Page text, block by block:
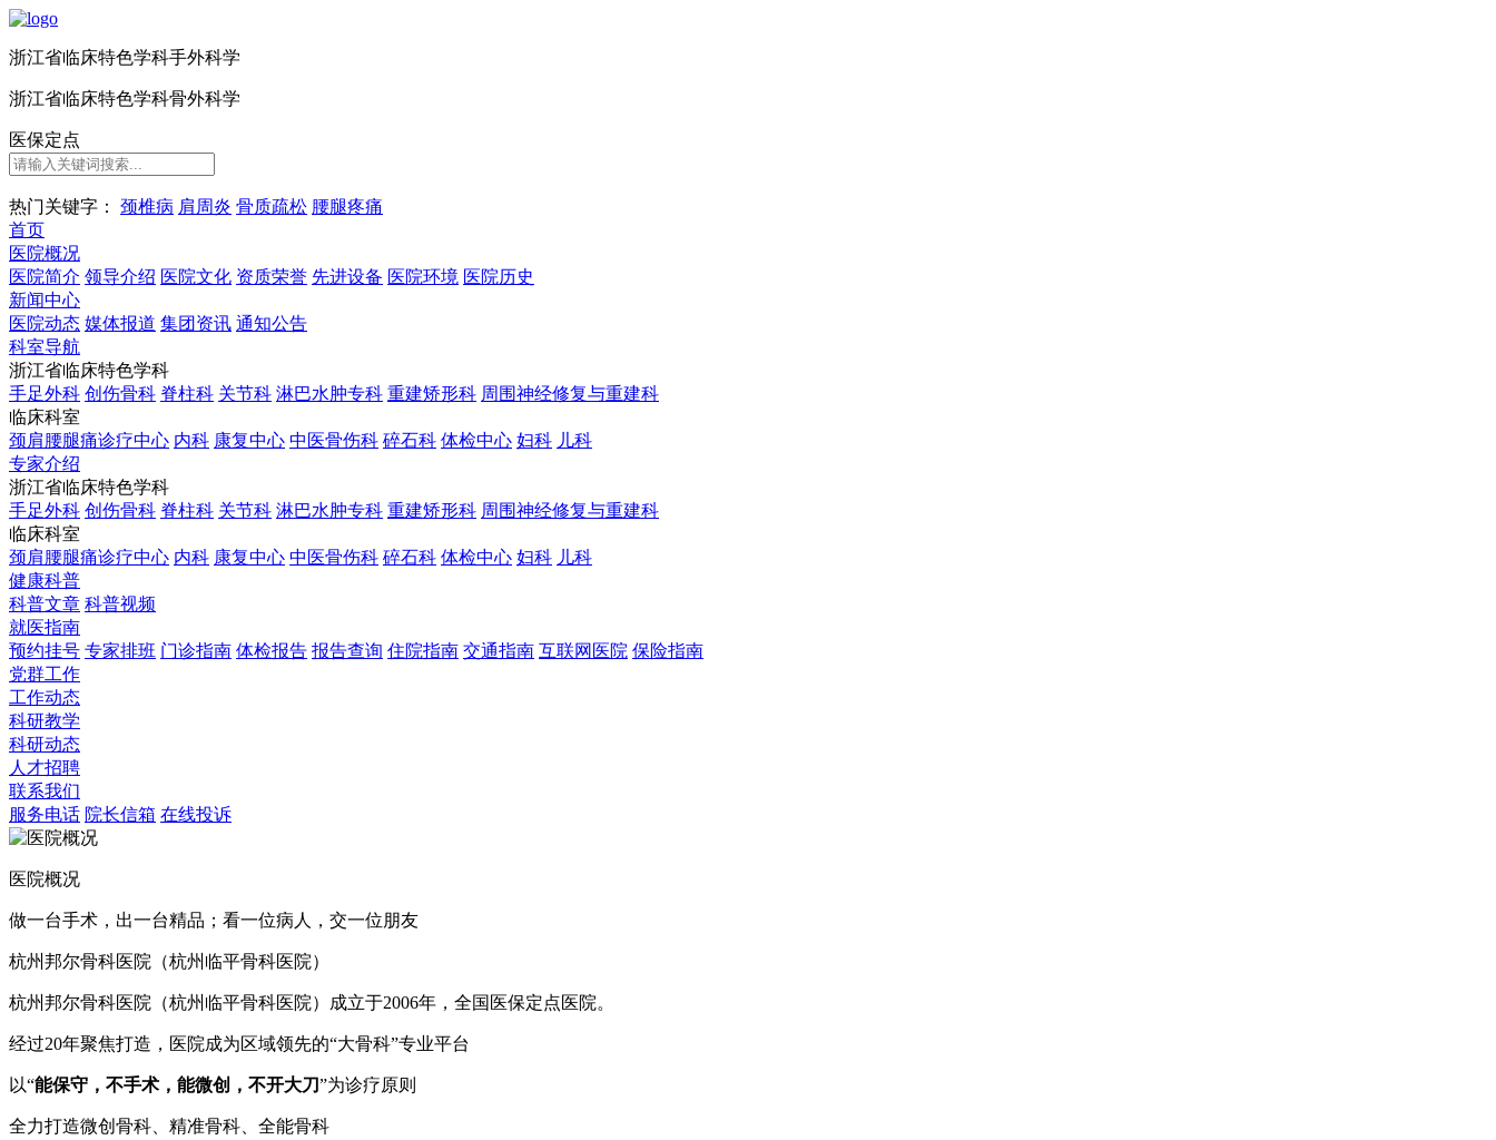
浙江省临床特色学科手外科学
浙江省临床特色学科骨外科学
医保定点
热门关键字： 颈椎病 肩周炎 骨质疏松 腰腿疼痛
首页
医院概况
医院简介 领导介绍 医院文化 资质荣誉 先进设备 医院环境 医院历史
新闻中心
医院动态 媒体报道 集团资讯 通知公告
科室导航
浙江省临床特色学科
手足外科 创伤骨科 脊柱科 关节科 淋巴水肿专科 重建矫形科 周围神经修复与重建科
临床科室
颈肩腰腿痛诊疗中心 内科 康复中心 中医骨伤科 碎石科 体检中心 妇科 儿科
专家介绍
浙江省临床特色学科
手足外科 创伤骨科 脊柱科 关节科 淋巴水肿专科 重建矫形科 周围神经修复与重建科
临床科室
颈肩腰腿痛诊疗中心 内科 康复中心 中医骨伤科 碎石科 体检中心 妇科 儿科
健康科普
科普文章 科普视频
就医指南
预约挂号 专家排班 门诊指南 体检报告 报告查询 住院指南 交通指南 互联网医院 保险指南
党群工作
工作动态
科研教学
科研动态
人才招聘
联系我们
服务电话 院长信箱 在线投诉
医院概况
做一台手术，出一台精品；看一位病人，交一位朋友
杭州邦尔骨科医院（杭州临平骨科医院）
杭州邦尔骨科医院（杭州临平骨科医院）成立于2006年，全国医保定点医院。
经过20年聚焦打造，医院成为区域领先的“大骨科”专业平台
以“能保守，不手术，能微创，不开大刀”为诊疗原则
全力打造微创骨科、精准骨科、全能骨科